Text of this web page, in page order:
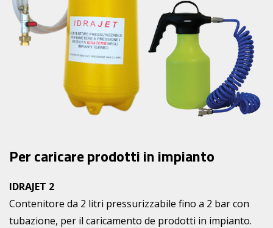
Per caricare prodotti in impianto
IDRAJET 2
Contenitore da 2 litri pressurizzabile fino a 2 bar con
tubazione, per il caricamento de prodotti in impianto.